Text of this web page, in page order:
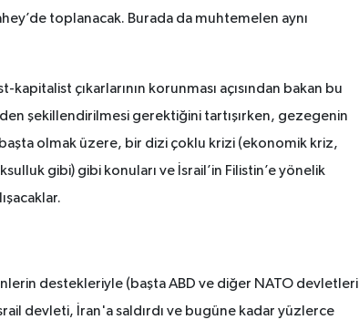
toplanacak. Burada da muhtemelen aynı
çıkarlarının korunması açısından bakan bu
şekillendirilmesi gerektiğini tartışırken, gezegenin
başta olmak üzere, bir dizi çoklu krizi (ekonomik kriz,
gibi) gibi konuları ve İsrail’in Filistin’e yönelik
destekleriyle (başta ABD ve diğer NATO devletleri
devleti, İran'a saldırdı ve bugüne kadar yüzlerce